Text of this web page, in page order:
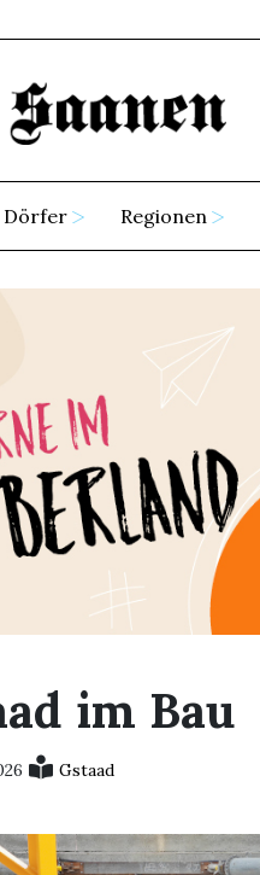
Dörfer Regionen
im Bau
Gstaad